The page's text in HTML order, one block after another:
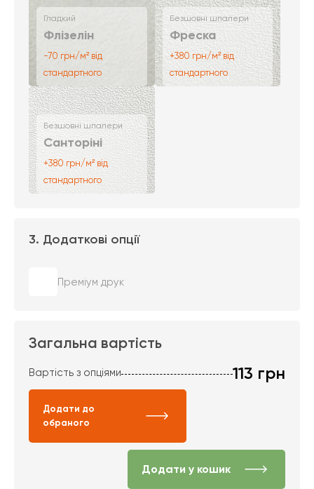
Гладкий
Флізелін
-70 грн/м² від
стандартного
Безшовні шпалери
Фреска
+380 грн/м² від
стандартного
Безшовні шпалери
Санторіні
+380 грн/м² від
стандартного
3. Додаткові опції
Преміум друк
Загальна вартість
Вартість з опціями 113 грн
Додати до
обраного
Додати у кошик